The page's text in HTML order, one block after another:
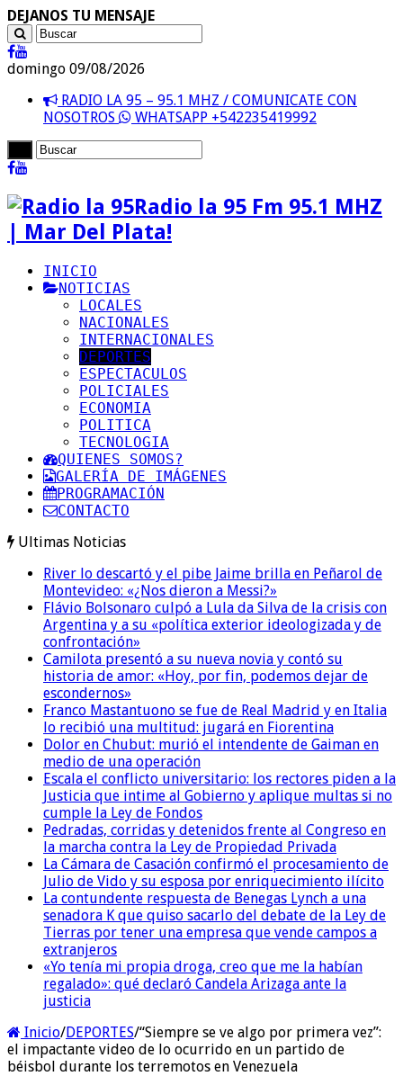
DEJANOS TU MENSAJE
domingo 09/08/2026
RADIO LA 95 – 95.1 MHZ / COMUNICATE CON
NOSOTROS
WHATSAPP +542235419992
Radio la 95 Fm 95.1 MHZ
| Mar Del Plata!
INICIO
NOTICIAS
LOCALES
NACIONALES
INTERNACIONALES
DEPORTES
ESPECTACULOS
POLICIALES
ECONOMIA
POLITICA
TECNOLOGIA
QUIENES SOMOS?
GALERÍA DE IMÁGENES
PROGRAMACIÓN
CONTACTO
Ultimas Noticias
River lo descartó y el pibe Jaime brilla en Peñarol de
Montevideo: «¿Nos dieron a Messi?»
Flávio Bolsonaro culpó a Lula da Silva de la crisis con
Argentina y a su «política exterior ideologizada y de
confrontación»
Camilota presentó a su nueva novia y contó su
historia de amor: «Hoy, por fin, podemos dejar de
escondernos»
Franco Mastantuono se fue de Real Madrid y en Italia
lo recibió una multitud: jugará en Fiorentina
Dolor en Chubut: murió el intendente de Gaiman en
medio de una operación
Escala el conflicto universitario: los rectores piden a la
Justicia que intime al Gobierno y aplique multas si no
cumple la Ley de Fondos
Pedradas, corridas y detenidos frente al Congreso en
la marcha contra la Ley de Propiedad Privada
La Cámara de Casación confirmó el procesamiento de
Julio de Vido y su esposa por enriquecimiento ilícito
La contundente respuesta de Benegas Lynch a una
senadora K que quiso sacarlo del debate de la Ley de
Tierras por tener una empresa que vende campos a
extranjeros
«Yo tenía mi propia droga, creo que me la habían
regalado»: qué declaró Candela Arizaga ante la
justicia
Inicio/DEPORTES/“Siempre se ve algo por primera vez”:
el impactante video de lo ocurrido en un partido de
béisbol durante los terremotos en Venezuela